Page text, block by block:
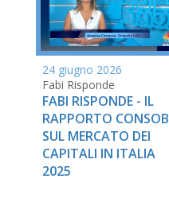
24 giugno 2026
Fabi Risponde
FABI RISPONDE - IL
RAPPORTO CONSOB
SUL MERCATO DEI
CAPITALI IN ITALIA
2025